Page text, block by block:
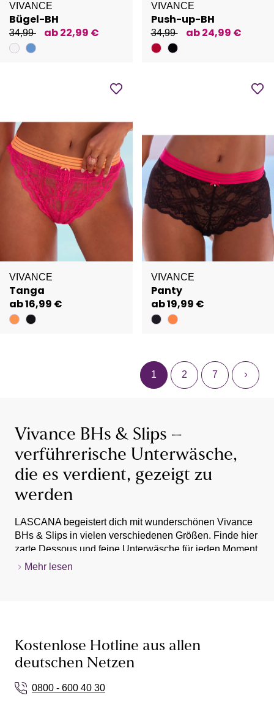
VIVANCE
Bügel-BH
34,99 ab 22,99 €
VIVANCE
Push-up-BH
34,99 ab 24,99 €
VIVANCE
Tanga
ab 16,99 €
VIVANCE
Panty
ab 19,99 €
1 2 7
Vivance BHs & Slips –
verführerische Unterwäsche,
die es verdient, gezeigt zu
werden
LASCANA begeistert dich mit wunderschönen Vivance
BHs & Slips in vielen verschiedenen Größen. Finde hier
zarte Dessous und feine Unterwäsche für jeden Moment
deines Lebens.
stützen und heben
die Brust. Die Cups
sind am unteren Rand
Metall- oder
dich, wenn du mit
Mehr lesen
Kostenlose Hotline aus allen
deutschen Netzen
0800 - 600 40 30